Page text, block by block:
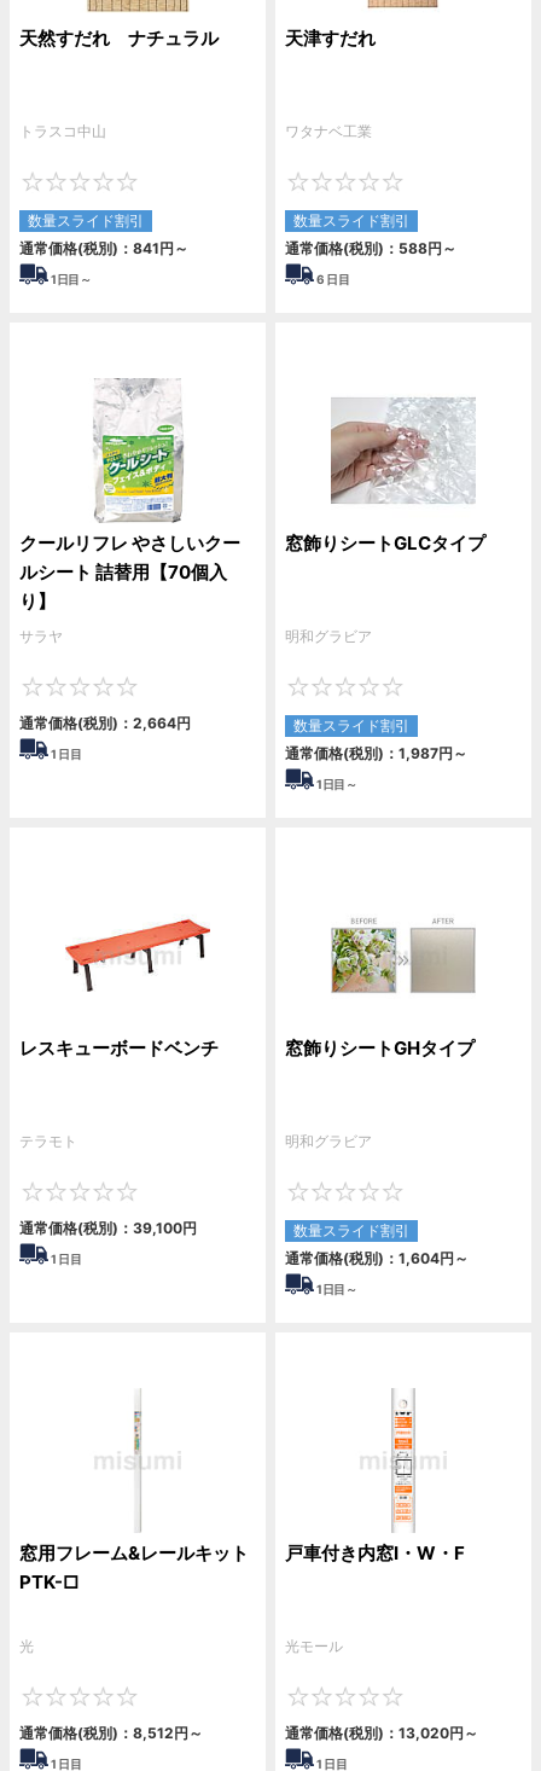
天然すだれ ナチュラル
トラスコ中山
数量スライド割引
通常価格(税別)： 841円 ～
1日目～
天津すだれ
ワタナベ工業
数量スライド割引
通常価格(税別)： 588円 ～
6 日目
クールリフレ やさしいクー
ルシート 詰替用【70個入
り】
サラヤ
通常価格(税別)： 2,664円
1 日目
窓飾りシートGLCタイプ
明和グラビア
数量スライド割引
通常価格(税別)： 1,987円 ～
1日目～
レスキューボードベンチ
テラモト
通常価格(税別)： 39,100円
1 日目
窓飾りシートGHタイプ
明和グラビア
数量スライド割引
通常価格(税別)： 1,604円 ～
1日目～
窓用フレーム&レールキット
PTK-□
光
通常価格(税別)： 8,512円 ～
1 日目
戸車付き内窓I・W・F
光モール
通常価格(税別)： 13,020円 ～
1 日目